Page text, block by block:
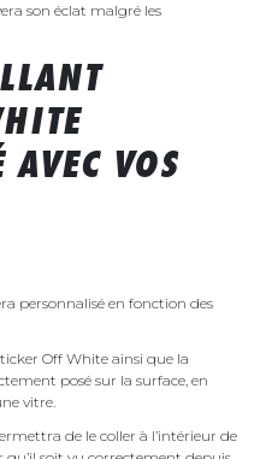
son éclat malgré les
VOS
personnalisé en fonction des
Off White ainsi que la
posé sur la surface, en
vitre.
de le coller à l’intérieur de